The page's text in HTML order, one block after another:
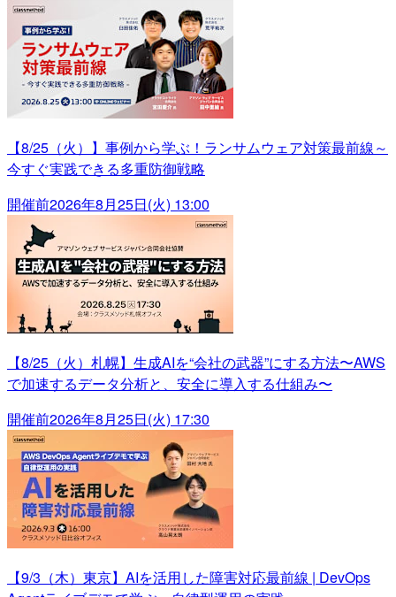
【8/25（火）】事例から学ぶ！ランサムウェア対策最前線～
今すぐ実践できる多重防御戦略
開催前2026年8月25日(火) 13:00
【8/25（火）札幌】生成AIを“会社の武器”にする方法〜AWS
で加速するデータ分析と、安全に導入する仕組み〜
開催前2026年8月25日(火) 17:30
【9/3（木）東京】AIを活用した障害対応最前線 | DevOps